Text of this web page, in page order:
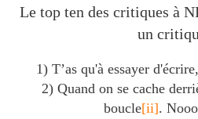
Le top ten des critiques à
un
1) T’as qu'à essayer
2) Quand on se cache
boucle[ii].